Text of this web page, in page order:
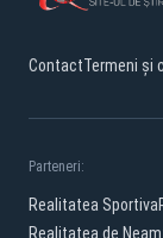
ContactTermeni și
Parteneri:
Realitatea Sportiva
Realitatea de